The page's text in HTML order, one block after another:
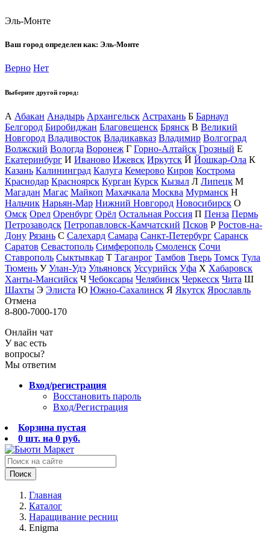
Эль-Монте
Ваш город определен как: Эль-Монте
Верно Нет
Выберите другой город:
А Абакан Анадырь Архангельск Астрахань Б Барнаул
Белгород Биробиджан Благовещенск Брянск В Великий
Новгород Владивосток Владикавказ Владимир Волгоград
Волжский Вологда Воронеж Г Горно-Алтайск Грозный Е
Екатеринбург И Иваново Ижевск Иркутск Й Йошкар-Ола К
Казань Калининград Калуга Кемерово Киров Кострома
Краснодар Красноярск Курган Курск Кызыл Л Липецк М
Магадан Магас Майкоп Махачкала Москва Мурманск Н
Нальчик Нарьян-Мар Нижний Новгород Новосибирск О
Омск Орел Оренбург Орёл Остальная Россия П Пенза Пермь
Петрозаводск Петропавловск-Камчатский Псков Р Ростов-на-
Дону Рязань С Салехард Самара Санкт-Петербург Саранск
Саратов Севастополь Симферополь Смоленск Сочи
Ставрополь Сыктывкар Т Таганрог Тамбов Тверь Томск Тула
Тюмень У Улан-Удэ Ульяновск Уссурийск Уфа Х Хабаровск
Ханты-Мансийск Ч Чебоксары Челябинск Черкесск Чита Ш
Шахты Э Элиста Ю Южно-Сахалинск Я Якутск Ярославль
Отмена
8-800-7000-170
Онлайн чат
У вас есть
вопросы?
Мы ответим
Вход/регистрация
Восстановить пароль
Вход/Регистрация
Корзина пустая
0 шт. на 0 руб.
Поиск
Главная
Каталог
Наращивание ресниц
Enigma